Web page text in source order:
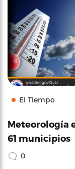
El Tiempo
Meteorología
61 municipios
0